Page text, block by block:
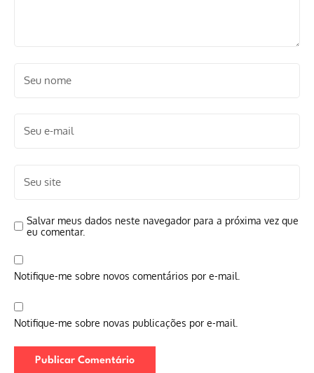
Salvar meus dados neste navegador para a próxima vez que
eu comentar.
Notifique-me sobre novos comentários por e-mail.
Notifique-me sobre novas publicações por e-mail.